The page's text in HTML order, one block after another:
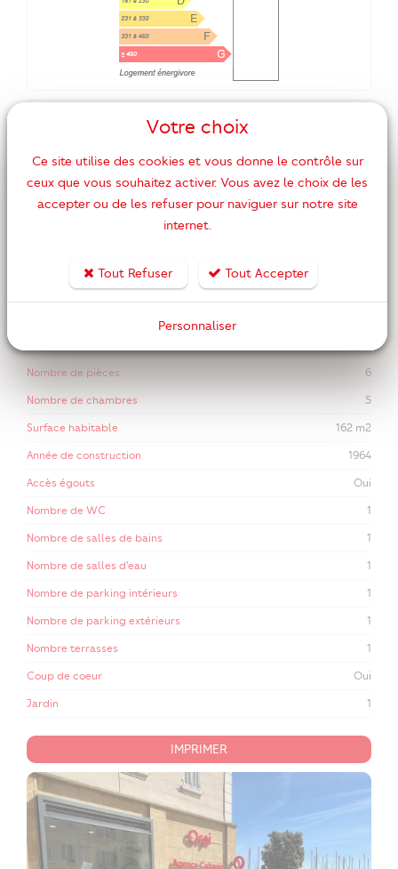
kg éqCO2/m².an
DPE ANCIENNE VERSION
Nombre de pièces 6
Nombre de chambres 5
Surface habitable 162 m2
Année de construction 1964
Accès égouts Oui
Nombre de WC 1
Nombre de salles de bains 1
Nombre de salles d'eau 1
Nombre de parking intérieurs 1
Nombre de parking extérieurs 1
Nombre terrasses 1
Coup de coeur Oui
Jardin 1
IMPRIMER
Votre choix
Ce site utilise des cookies et vous donne le contrôle sur
ceux que vous souhaitez activer. Vous avez le choix de les
accepter ou de les refuser pour naviguer sur notre site
internet.
Tout Refuser Tout Accepter
Personnaliser